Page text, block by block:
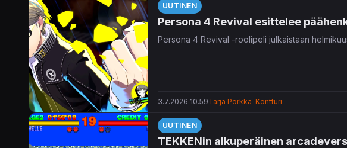
UUTINEN
Persona 4 Revival esittelee
Persona 4 Revival -roolipeli julkaistaan
3.7.2026 10.59Tarja Porkka-Kontturi
UUTINEN
TEKKENin alkuperäinen